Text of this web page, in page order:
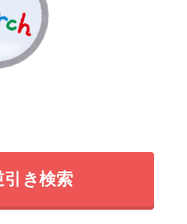
き検索